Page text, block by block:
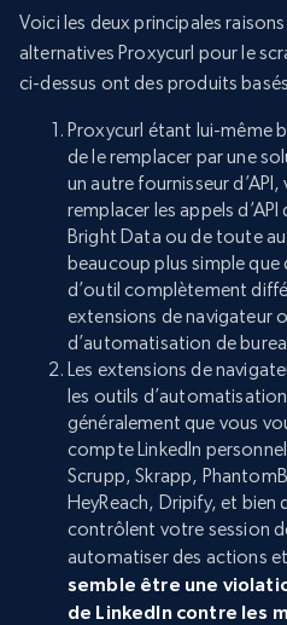
Voici les deux principales
alternatives Proxycurl pour le
ci-dessus ont des produits basés
Proxycurl étant lui-même
de le remplacer par une
un autre fournisseur
remplacer les appels
Bright Data ou de toute
beaucoup plus simple
d’outil complètement
extensions de navigateur
d’automatisation de
Les extensions de
les outils
généralement que vous
compte LinkedIn
Scrupp, Skrapp,
HeyReach, Dripify, et bien
contrôlent votre session
automatiser des actions
semble être une
de LinkedIn contre les